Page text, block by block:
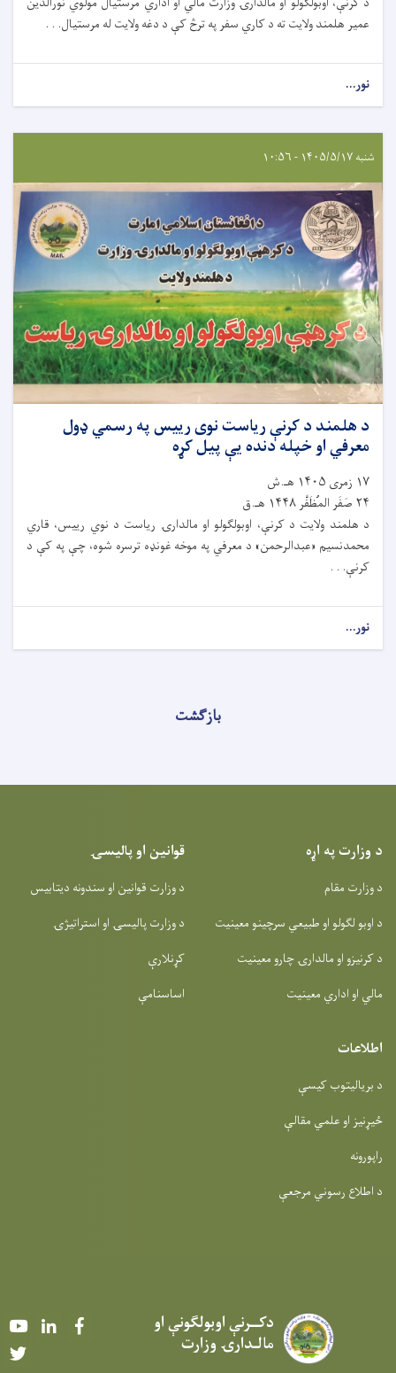
عمیر هلمند ولایت ته د کاري سفر په ترڅ کې د دغه ولایت له مرستیال. . .
نور...
شنبه ۱۴۰۵/۵/۱۷ - ۱۰:۵۶
د هلمند د کرنې ریاست نوی رییس په رسمي ډول
معرفي او خپله دنده یې پیل کړه
۱۷ زمری ۱۴۰۵ هـ.ش
۲۴ صَفَر المُظَفَّر ۱۴۴۸ هـ.ق
د هلمند ولایت د کرنې، اوبولګولو او مالدارۍ ریاست د نوي رییس، قاري
محمدنسیم «عبدالرحمن» د معرفي په موخه غونډه ترسره شوه، چې په کې د
کرنې. . .
نور...
بازگشت
د وزارت په اړه
د وزارت مقام
د اوبو لګولو او طبیعي سرچینو معینیت
د کرنیزو او مالدارۍ چارو معینیت
مالي او اداري معینیت
قوانین او پالیسۍ
د وزارت قوانین او سندونه دیتابیس
د وزارت پالیسۍ او استراتیژۍ
کړنلارې
اساسنامې
اطلاعات
د بریالیتوب کیسې
ځیړنیز او علمي مقالې
راپورونه
د اطلاع رسوني مرجعې
دکــرنې اوبولګونې او
مالـدارۍ وزارت
YoutubeLinkedIn